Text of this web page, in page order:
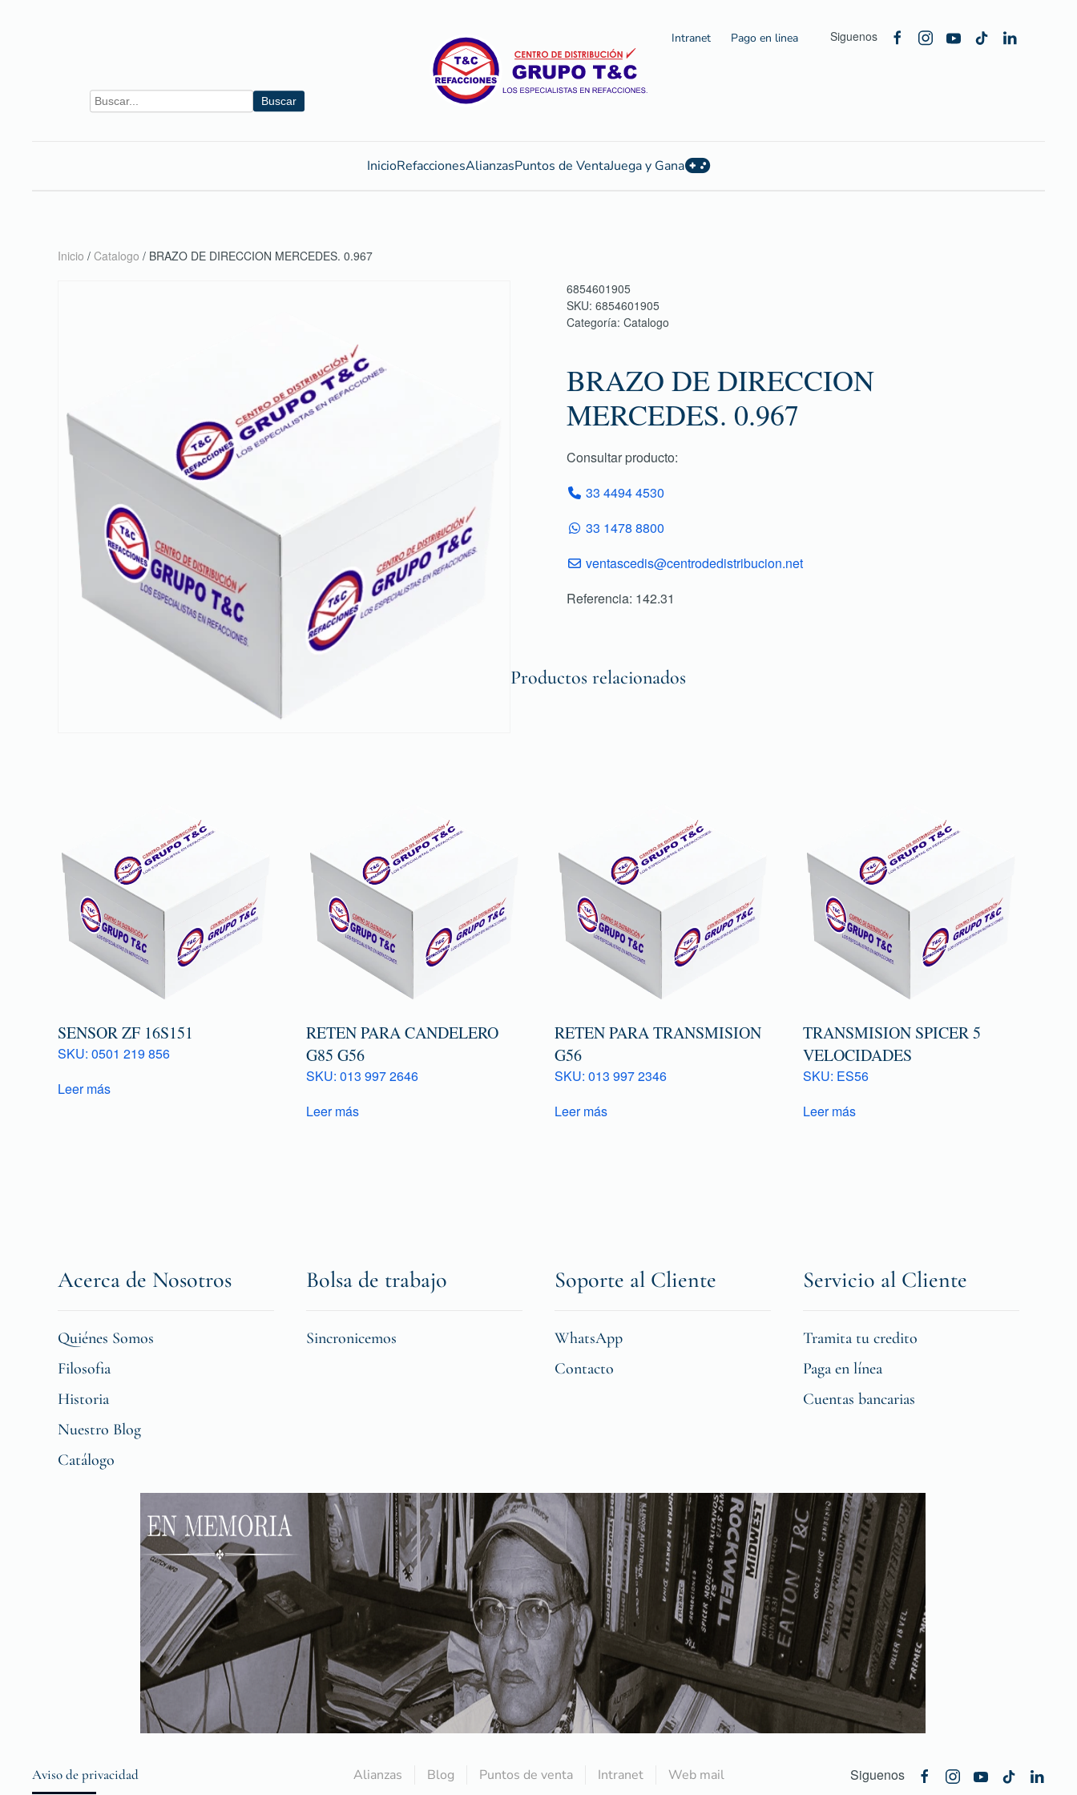
Buscar
Intranet Pago en linea Siguenos
InicioRefaccionesAlianzasPuntos de VentaJuega y Gana
Inicio / Catalogo / BRAZO DE DIRECCION MERCEDES. 0.967
6854601905
SKU: 6854601905
Categoría: Catalogo
BRAZO DE DIRECCION
MERCEDES. 0.967
Consultar producto:
33 4494 4530
33 1478 8800
ventascedis@centrodedistribucion.net
Referencia: 142.31
Productos relacionados
SENSOR ZF 16S151
SKU: 0501 219 856
Leer más
RETEN PARA CANDELERO
G85 G56
SKU: 013 997 2646
Leer más
RETEN PARA TRANSMISION
G56
SKU: 013 997 2346
Leer más
TRANSMISION SPICER 5
VELOCIDADES
SKU: ES56
Leer más
Acerca de Nosotros
Quiénes Somos
Filosofia
Historia
Nuestro Blog
Catálogo
Bolsa de trabajo
Sincronicemos
Soporte al Cliente
WhatsApp
Contacto
Servicio al Cliente
Tramita tu credito
Paga en línea
Cuentas bancarias
Aviso de privacidad Alianzas Blog Puntos de venta Intranet Web mail Siguenos